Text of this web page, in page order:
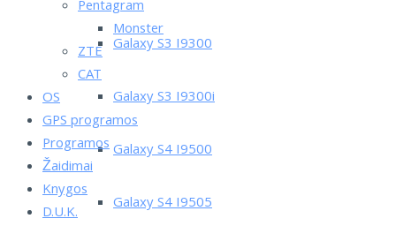
Galaxy S3 I9300
Galaxy S3 I9300i
Galaxy S4 I9500
Galaxy S4 I9505
Pentagram
Monster
ZTE
CAT
OS
GPS programos
Programos
Žaidimai
Knygos
D.U.K.